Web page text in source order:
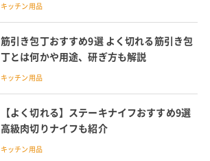
キッチン用品
筋引き包丁おすすめ9選 よく切れる筋引き包
丁とは何かや用途、研ぎ方も解説
キッチン用品
【よく切れる】ステーキナイフおすすめ9選
高級肉切りナイフも紹介
キッチン用品